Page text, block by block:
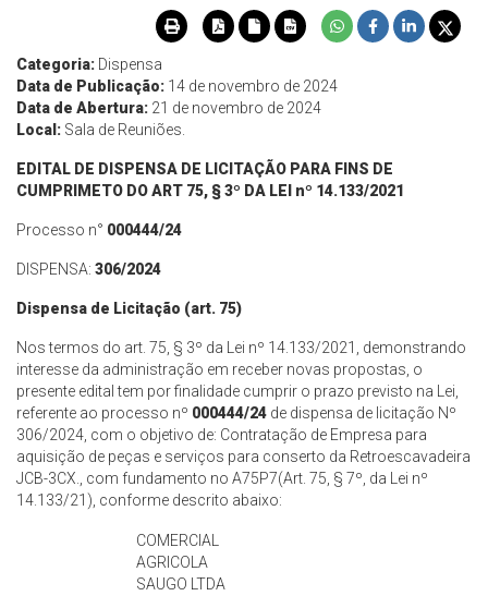
Categoria: Dispensa
Data de Publicação: 14 de novembro de 2024
Data de Abertura: 21 de novembro de 2024
Local: Sala de Reuniões.
EDITAL DE DISPENSA DE LICITAÇÃO PARA FINS DE
CUMPRIMETO DO ART 75, § 3º DA LEI nº 14.133/2021
Processo n° 000444/24
DISPENSA: 306/2024
Dispensa de Licitação (art. 75)
Nos termos do art. 75, § 3º da Lei nº 14.133/2021, demonstrando
interesse da administração em receber novas propostas, o
presente edital tem por finalidade cumprir o prazo previsto na Lei,
referente ao processo nº 000444/24 de dispensa de licitação Nº
306/2024, com o objetivo de: Contratação de Empresa para
aquisição de peças e serviços para conserto da Retroescavadeira
JCB-3CX., com fundamento no A75P7(Art. 75, § 7º, da Lei nº
14.133/21), conforme descrito abaixo:
COMERCIAL
AGRICOLA
SAUGO LTDA